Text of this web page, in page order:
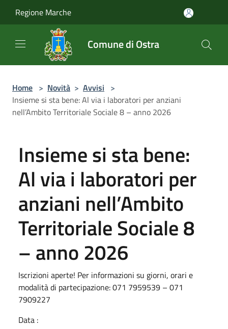
Regione Marche
Comune di Ostra
Home > Novità > Avvisi >
Insieme si sta bene: Al via i laboratori per anziani
nell’Ambito Territoriale Sociale 8 – anno 2026
Insieme si sta bene:
Al via i laboratori per
anziani nell’Ambito
Territoriale Sociale 8
– anno 2026
Iscrizioni aperte! Per informazioni su giorni, orari e
modalità di partecipazione: 071 7959539 – 071
7909227
Data :